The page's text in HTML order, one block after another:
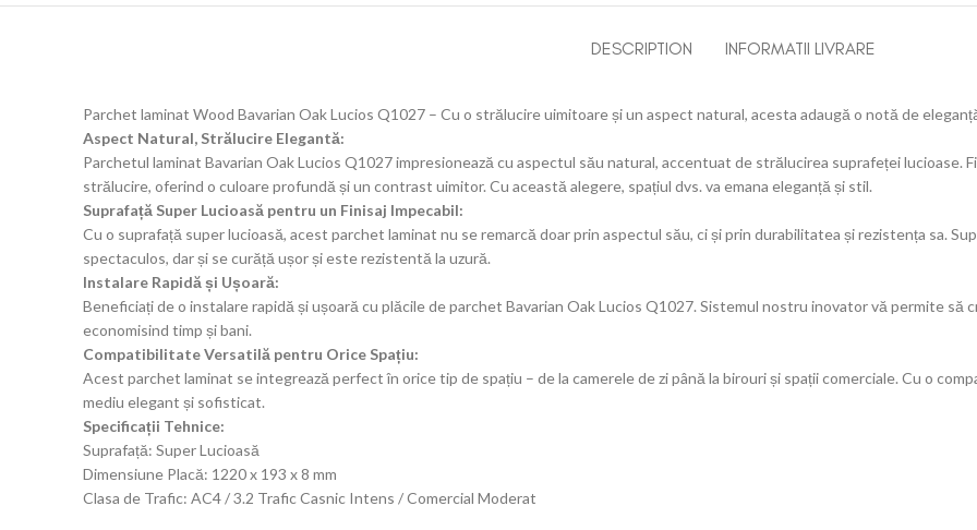
DESCRIPTION INFORMATII LIVRARE
Parchet laminat Wood Bavarian Oak Lucios Q1027 – Cu o strălucire uimitoare și un aspect natural, acesta adaugă o notă de
Aspect Natural, Strălucire Elegantă:
Parchetul laminat Bavarian Oak Lucios Q1027 impresionează cu aspectul său natural, accentuat de strălucirea suprafeței
strălucire, oferind o culoare profundă și un contrast uimitor. Cu această alegere, spațiul dvs. va emana eleganță și stil.
Suprafață Super Lucioasă pentru un Finisaj Impecabil:
Cu o suprafață super lucioasă, acest parchet laminat nu se remarcă doar prin aspectul său, ci și prin durabilitatea și rezistența sa.
spectaculos, dar și se curăță ușor și este rezistentă la uzură.
Instalare Rapidă și Ușoară:
Beneficiați de o instalare rapidă și ușoară cu plăcile de parchet Bavarian Oak Lucios Q1027. Sistemul nostru inovator vă permite
economisind timp și bani.
Compatibilitate Versatilă pentru Orice Spațiu:
Acest parchet laminat se integrează perfect în orice tip de spațiu – de la camerele de zi până la birouri și spații comerciale. Cu o
mediu elegant și sofisticat.
Specificații Tehnice:
Suprafață: Super Lucioasă
Dimensiune Placă: 1220 x 193 x 8 mm
Clasa de Trafic: AC4 / 3.2 Trafic Casnic Intens / Comercial Moderat